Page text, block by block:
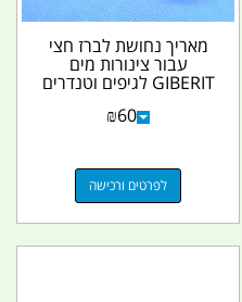
מאריך נחושת לברז חצי
עבור צינורות מים
GIBERIT לגיפים וטנדרים
₪60
לפרטים ורכישה